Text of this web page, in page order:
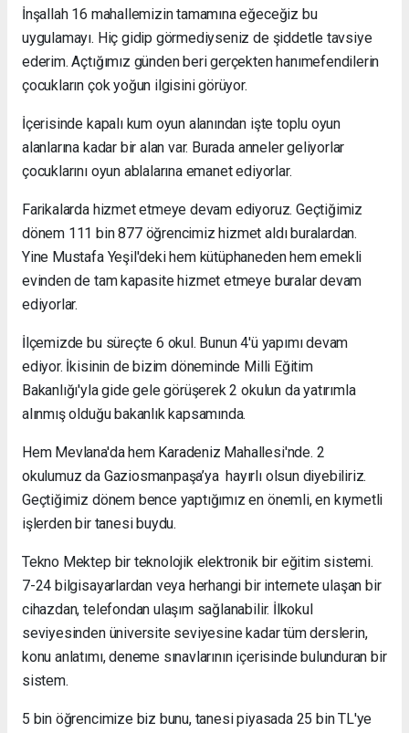
İnşallah 16 mahallemizin tamamına eğeceğiz bu
uygulamayı. Hiç gidip görmediyseniz de şiddetle tavsiye
ederim. Açtığımız günden beri gerçekten hanımefendilerin
çocukların çok yoğun ilgisini görüyor.
İçerisinde kapalı kum oyun alanından işte toplu oyun
alanlarına kadar bir alan var. Burada anneler geliyorlar
çocuklarını oyun ablalarına emanet ediyorlar.
Farikalarda hizmet etmeye devam ediyoruz. Geçtiğimiz
dönem 111 bin 877 öğrencimiz hizmet aldı buralardan.
Yine Mustafa Yeşil'deki hem kütüphaneden hem emekli
evinden de tam kapasite hizmet etmeye buralar devam
ediyorlar.
İlçemizde bu süreçte 6 okul. Bunun 4'ü yapımı devam
ediyor. İkisinin de bizim döneminde Milli Eğitim
Bakanlığı'yla gide gele görüşerek 2 okulun da yatırımla
alınmış olduğu bakanlık kapsamında.
Hem Mevlana'da hem Karadeniz Mahallesi'nde. 2
okulumuz da Gaziosmanpaşa’ya hayırlı olsun diyebiliriz.
Geçtiğimiz dönem bence yaptığımız en önemli, en kıymetli
işlerden bir tanesi buydu.
Tekno Mektep bir teknolojik elektronik bir eğitim sistemi.
7-24 bilgisayarlardan veya herhangi bir internete ulaşan bir
cihazdan, telefondan ulaşım sağlanabilir. İlkokul
seviyesinden üniversite seviyesine kadar tüm derslerin,
konu anlatımı, deneme sınavlarının içerisinde bulunduran bir
sistem.
5 bin öğrencimize biz bunu, tanesi piyasada 25 bin TL'ye